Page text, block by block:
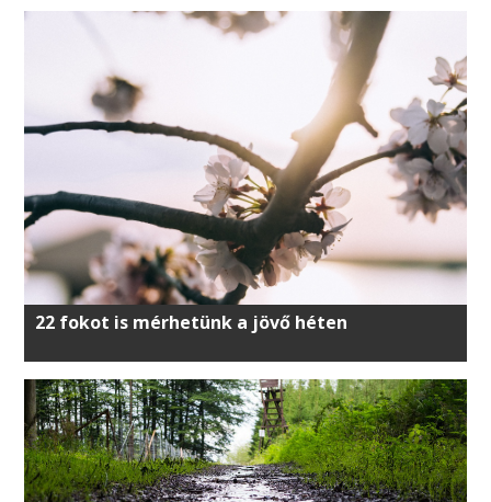
22 fokot is mérhetünk a jövő héten